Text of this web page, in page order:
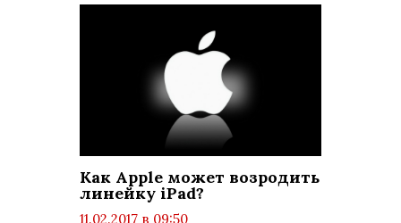
Как Apple может возродить
линейку iPad?
11.02.2017 в 09:50